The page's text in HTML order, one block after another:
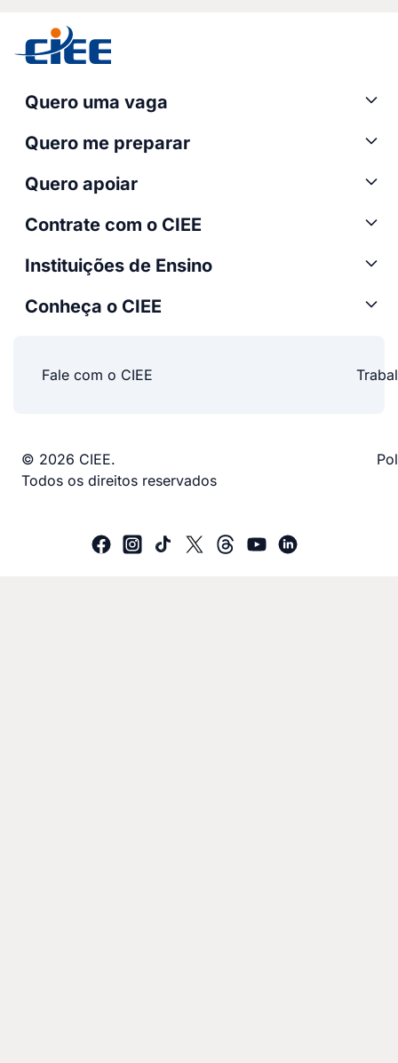
Quero uma vaga
Quero me preparar
Quero apoiar
Contrate com o CIEE
Instituições de Ensino
Conheça o CIEE
Fale com o CIEE
© 2026 CIEE.
Todos os direitos reservados